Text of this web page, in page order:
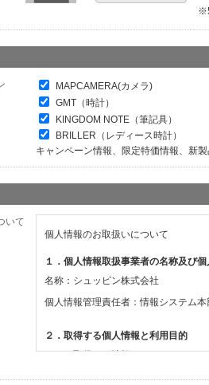
MAPCAMERA(カメラ)
GMT（時計）
KINGDOM NOTE（筆記具）
BRILLER（レディース時計）
キャンペーン情報、限定特価情報、新
いて
個人情報のお取扱いについて
１．個人情報取扱事業者の名称及び
名称：シュッピン株式会社
個人情報管理責任者：情報システム本
２．取得する個人情報と利用目的
（１）取得する情報